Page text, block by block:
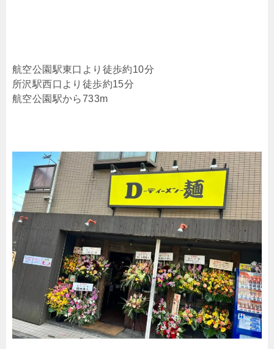
航空公園駅東口より徒歩約10分
所沢駅西口より徒歩約15分
航空公園駅から733m